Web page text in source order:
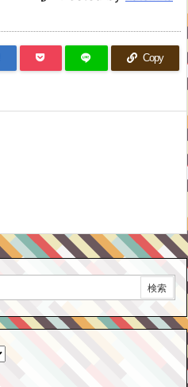
Copy